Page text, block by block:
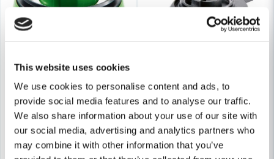
This website uses cookies
We use cookies to personalise content and ads, to
provide social media features and to analyse our traffic.
We also share information about your use of our site with
our social media, advertising and analytics partners who
may combine it with other information that you’ve
FESTOOL
Festool Polerplatta 75mm för RO 90 DX
FESTOOL
Festool Slipplatta SSH-GE-